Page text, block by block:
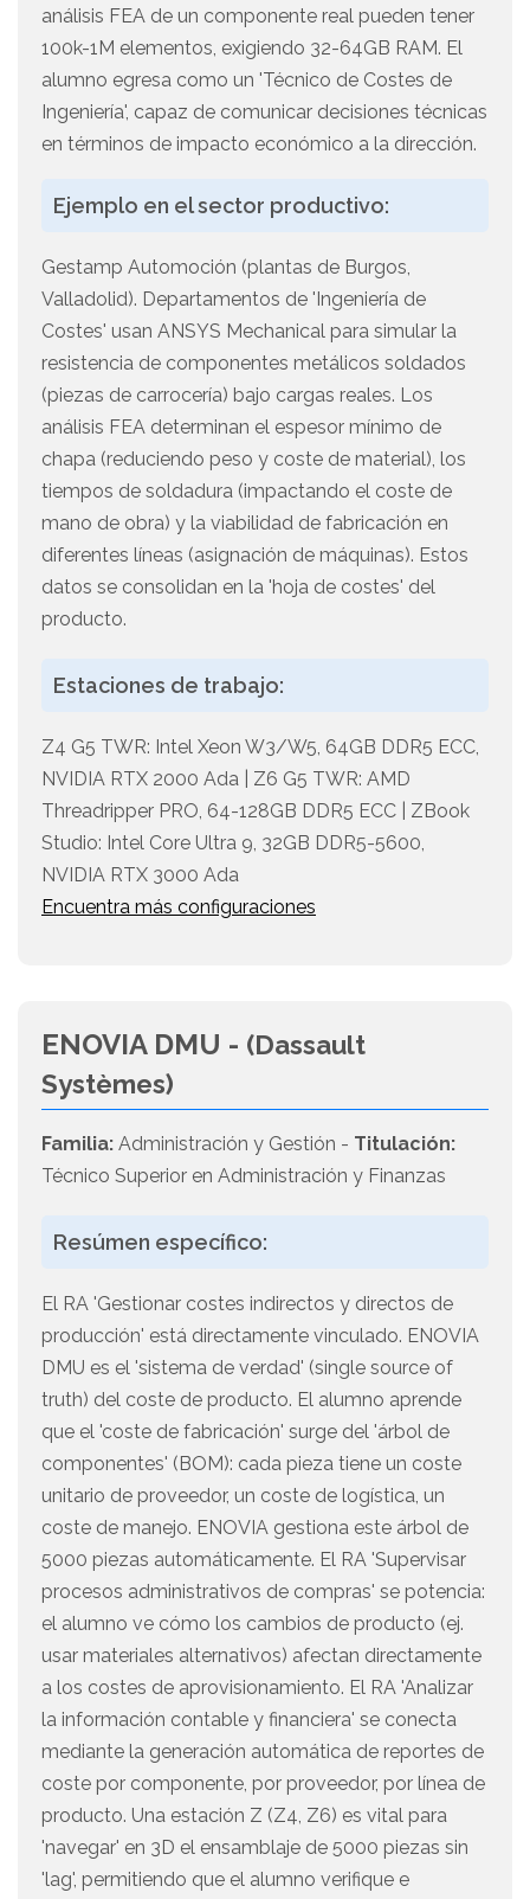
análisis FEA de un componente real pueden tener
100k-1M elementos, exigiendo 32-64GB RAM. El
alumno egresa como un 'Técnico de Costes de
Ingeniería', capaz de comunicar decisiones técnicas
en términos de impacto económico a la dirección.
Ejemplo en el sector productivo:
Gestamp Automoción (plantas de Burgos,
Valladolid). Departamentos de 'Ingeniería de
Costes' usan ANSYS Mechanical para simular la
resistencia de componentes metálicos soldados
(piezas de carrocería) bajo cargas reales. Los
análisis FEA determinan el espesor mínimo de
chapa (reduciendo peso y coste de material), los
tiempos de soldadura (impactando el coste de
mano de obra) y la viabilidad de fabricación en
diferentes líneas (asignación de máquinas). Estos
datos se consolidan en la 'hoja de costes' del
producto.
Estaciones de trabajo:
Z4 G5 TWR: Intel Xeon W3/W5, 64GB DDR5 ECC,
NVIDIA RTX 2000 Ada | Z6 G5 TWR: AMD
Threadripper PRO, 64-128GB DDR5 ECC | ZBook
Studio: Intel Core Ultra 9, 32GB DDR5-5600,
NVIDIA RTX 3000 Ada
Encuentra más configuraciones
ENOVIA DMU - (Dassault
Systèmes)
Familia: Administración y Gestión - Titulación:
Técnico Superior en Administración y Finanzas
Resúmen específico:
El RA 'Gestionar costes indirectos y directos de
producción' está directamente vinculado. ENOVIA
DMU es el 'sistema de verdad' (single source of
truth) del coste de producto. El alumno aprende
que el 'coste de fabricación' surge del 'árbol de
componentes' (BOM): cada pieza tiene un coste
unitario de proveedor, un coste de logística, un
coste de manejo. ENOVIA gestiona este árbol de
5000 piezas automáticamente. El RA 'Supervisar
procesos administrativos de compras' se potencia:
el alumno ve cómo los cambios de producto (ej.
usar materiales alternativos) afectan directamente
a los costes de aprovisionamiento. El RA 'Analizar
la información contable y financiera' se conecta
mediante la generación automática de reportes de
coste por componente, por proveedor, por línea de
producto. Una estación Z (Z4, Z6) es vital para
'navegar' en 3D el ensamblaje de 5000 piezas sin
'lag', permitiendo que el alumno verifique e